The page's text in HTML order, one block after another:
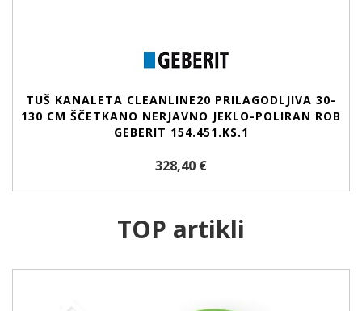
TUŠ KANALETA CLEANLINE20 PRILAGODLJIVA 30-
130 CM ŠČETKANO NERJAVNO JEKLO-POLIRAN ROB
GEBERIT 154.451.KS.1
328,40 €
TOP artikli